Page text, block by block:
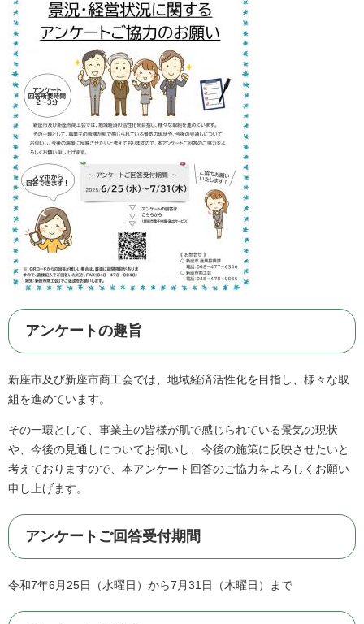
アンケートの趣旨
新座市及び新座市商工会では、地域経済活性化を目指し、様々な取
組を進めています。
その一環として、事業主の皆様が肌で感じられている景気の現状
や、今後の見通しについてお伺いし、今後の施策に反映させたいと
考えておりますので、本アンケート回答のご協力をよろしくお願い
申し上げます。
アンケートご回答受付期間
令和7年6月25日（水曜日）から7月31日（木曜日）まで